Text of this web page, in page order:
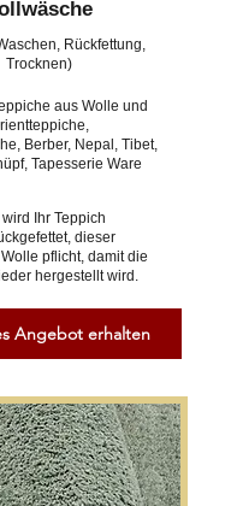
Rückfettung,
Trocknen)
aus Wolle und
Berber, Nepal, Tibet,
Tapesserie Ware
Ihr Teppich
dieser
pflicht, damit die
hergestellt wird.
Angebot erhalten